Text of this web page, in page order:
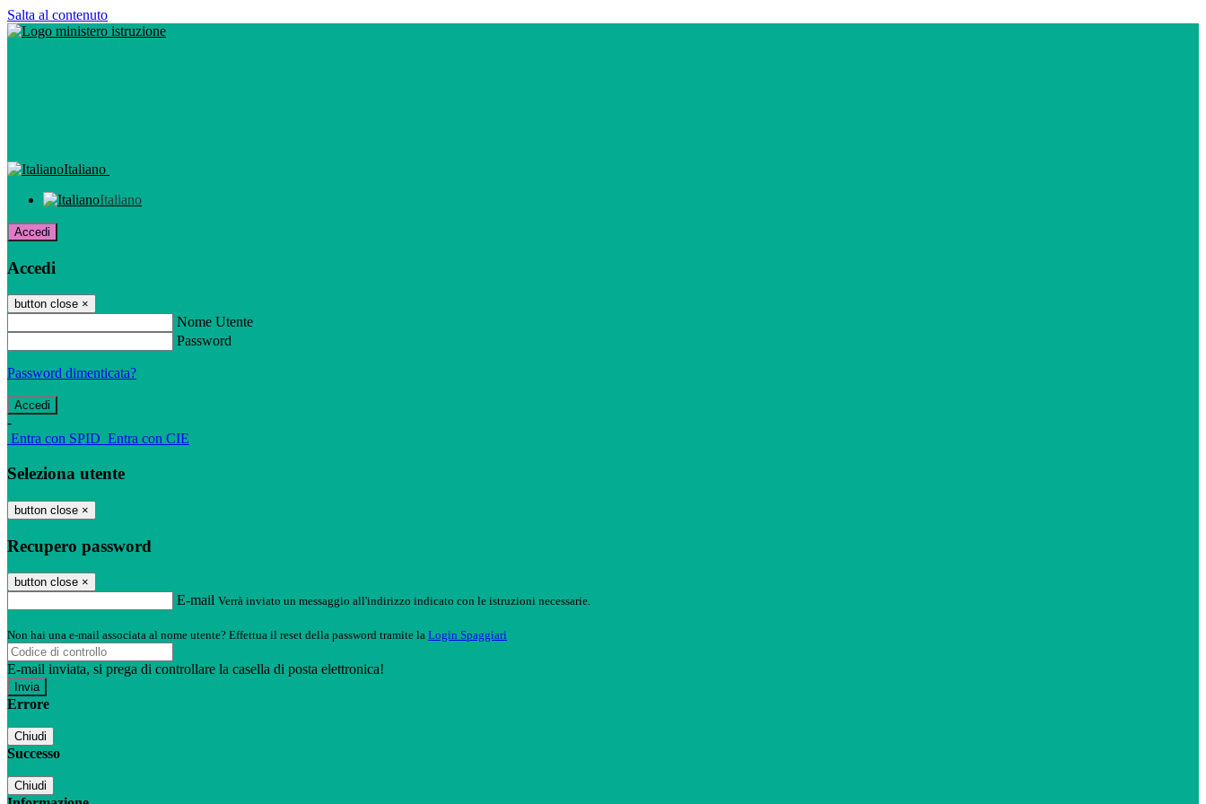
Salta al contenuto
Italiano
Italiano
Accedi
Accedi
button close ×
Nome Utente
Password
Password dimenticata?
-
Entra con SPID Entra con CIE
Seleziona utente
button close ×
Recupero password
button close ×
E-mail Verrà inviato un messaggio all'indirizzo indicato con le istruzioni necessarie.
Non hai una e-mail associata al nome utente? Effettua il reset della password tramite la Login Spaggiari
E-mail inviata, si prega di controllare la casella di posta elettronica!
Errore
Chiudi
Successo
Chiudi